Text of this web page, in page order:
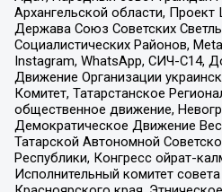
Архангельской области,
Держава Союз Советских
Социалистических Районов,
Instagram, WhatsApp, СИЧ-С14,
Движение Организации
Комитет, Татарстанское
общественное движение,
Демократическое Движение
Татарской Автономной
Республики, Конгресс ойрат-
Исполнительный комитет